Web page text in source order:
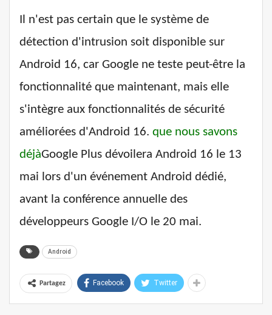
Il n'est pas certain que le système de
détection d'intrusion soit disponible sur
Android 16, car Google ne teste peut-être la
fonctionnalité que maintenant, mais elle
s'intègre aux fonctionnalités de sécurité
améliorées d'Android 16. que nous savons
déjàGoogle Plus dévoilera Android 16 le 13
mai lors d'un événement Android dédié,
avant la conférence annuelle des
développeurs Google I/O le 20 mai.
Android
Partagez Facebook Twitter